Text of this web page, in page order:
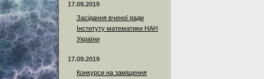
17.09.2019
Засідання вченої ради
Інституту математики НАН
України
17.09.2019
Конкурси на заміщення